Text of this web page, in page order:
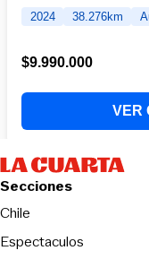
Secciones
Chile
Espectaculos